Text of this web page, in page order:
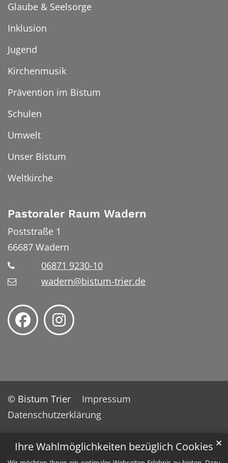
Ihre Wahlmöglichkeiten bezüglich Cookies ✕
Glaube & Seelsorge
Inklusion
Jugend
Kirchenmusik
Prävention im Bistum
Schulen
Umwelt
Unser Bistum
Weltkirche
Pastoraler Raum Wadern
Poststraße 1
66687 Wadern
06871 9230-10
wadern@bistum-trier.de
© Bistum Trier
Impressum
Datenschutzerklärung